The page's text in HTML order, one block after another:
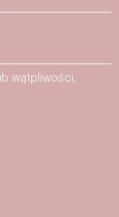
wątpliwości,